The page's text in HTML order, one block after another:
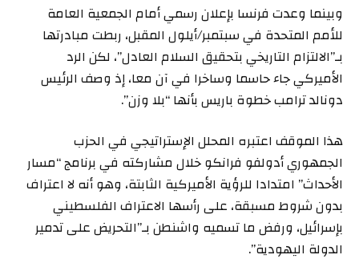
وبينما وعدت فرنسا بإعلان رسمي أمام الجمعية العامة
للأمم المتحدة في سبتمبر/أيلول المقبل، ربطت مبادرتها
بـ”الالتزام التاريخي بتحقيق السلام العادل”، لكن الرد
الأميركي جاء حاسما وساخرا في آن معا، إذ وصف الرئيس
دونالد ترامب خطوة باريس بأنها “بلا وزن”.
هذا الموقف اعتبره المحلل الإستراتيجي في الحزب
الجمهوري أدولفو فرانكو خلال مشاركته في برنامج “مسار
الأحداث” امتدادا للرؤية الأميركية الثابتة، وهو أنه لا اعتراف
بدون شروط مسبقة، على رأسها الاعتراف الفلسطيني
بإسرائيل، ورفض ما تسميه واشنطن بـ”التحريض على تدمير
الدولة اليهودية”.